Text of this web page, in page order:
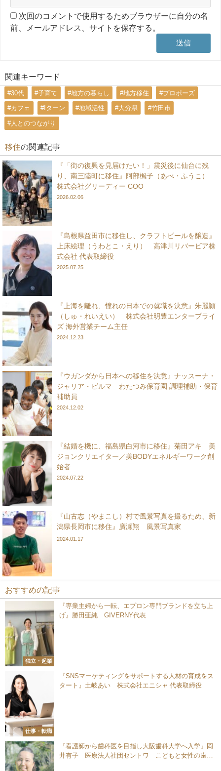
次回のコメントで使用するためブラウザーに自分の名
前、メールアドレス、サイトを保存する。
関連キーワード
#30代 #子育て #地方の暮らし #地方移住 #プロポーズ
#カフェ #Iターン #地域活性 #大分県 #竹田市
#人とのつながり
移住の関連記事
『「街の復興を見届けたい！」震災後に仙台に残
り、南三陸町に移住』阿部楓子（あべ・ふうこ）
株式会社グリーディー COO
2026.02.06
『島根県益田市に移住し、クラフトビールを醸造』
上床絵理（うわとこ・えり） 高津川リバービア株
式会社 代表取締役
2025.07.25
『上海を離れ、憧れの日本での就職を決意』朱麗頴
（しゅ・れいえい） 株式会社明豊エンタープライ
ズ 海外営業チーム主任
2024.12.23
『ウガンダから日本への移住を決意』ナッスーナ・
ジャリア・ビルマ わたつみ保育園 調理補助・保育
補助員
2024.12.02
『結婚を機に、福島県白河市に移住』菊田アキ 美
ジョンクリエイター／美BODYエネルギーワーク創
始者
2024.07.22
『山古志（やまこし）村で風景写真を撮るため、新
潟県長岡市に移住』廣瀬翔 風景写真家
2024.01.17
おすすめの記事
独立・起業
『専業主婦から一転、エプロン専門ブランドを立ち上
げ』勝田亜純 GIVERNY代表
仕事・転職
『SNSマーケティングをサポートする人材の育成をス
タート』土岐あい 株式会社エニシャ 代表取締役
『看護師から歯科医を目指し大阪歯科大学へ入学』岡
井有子 医療法人社団セントワ こどもと女性の歯科